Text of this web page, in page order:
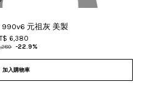
990v6 元祖灰 美製
6,380
-22.9%
加入購物車